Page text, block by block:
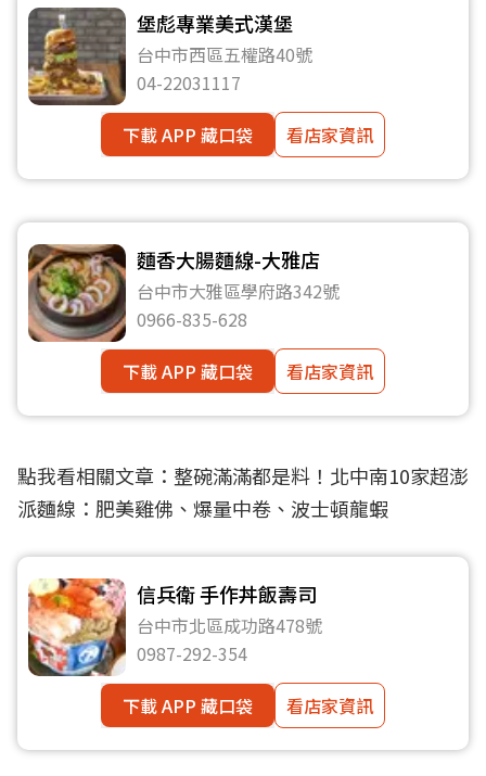
堡彪專業美式漢堡
台中市西區五權路40號
04-22031117
下載 APP 藏口袋
看店家資訊
麵香大腸麵線-大雅店
台中市大雅區學府路342號
0966-835-628
下載 APP 藏口袋
看店家資訊
點我看相關文章： 整碗滿滿都是料！北中南10家超澎
派麵線：肥美雞佛、爆量中卷、波士頓龍蝦
信兵衛 手作丼飯壽司
台中市北區成功路478號
0987-292-354
下載 APP 藏口袋
看店家資訊